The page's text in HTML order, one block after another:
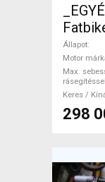
ELADÓ
Állapot
Motor
Max.
rásegítéssel
Keres /
298